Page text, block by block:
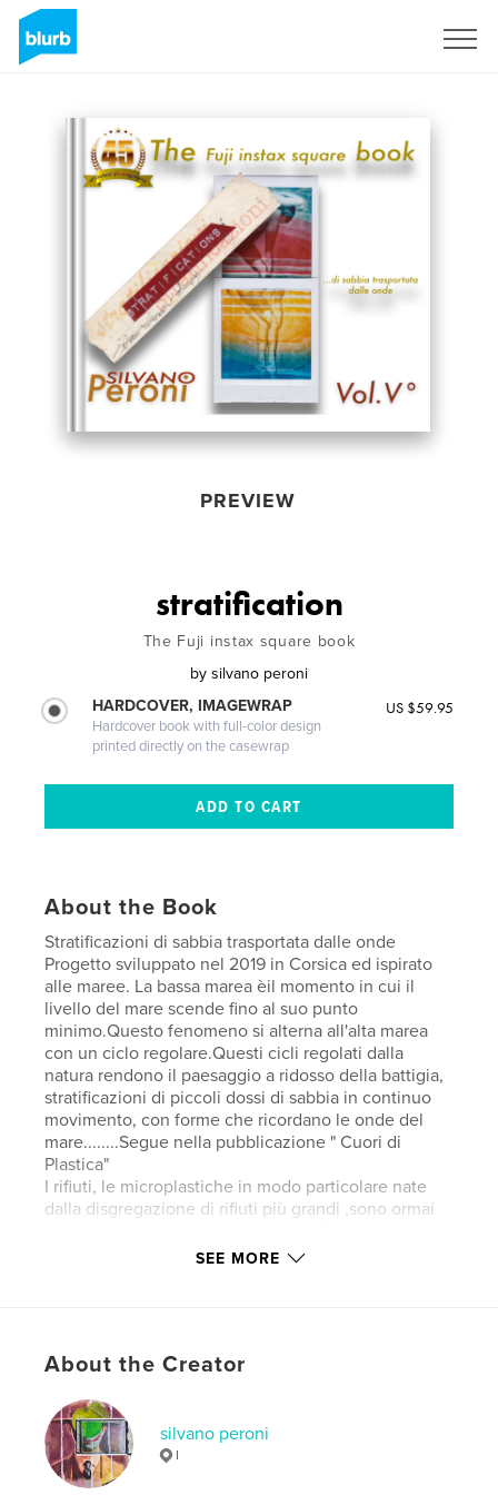
PREVIEW
stratification
The Fuji instax square book
by silvano peroni
HARDCOVER, IMAGEWRAP
Hardcover book with full-color design
printed directly on the casewrap
US $59.95
About the Book
Stratificazioni di sabbia trasportata dalle onde
Progetto sviluppato nel 2019 in Corsica ed ispirato
alle maree. La bassa marea èil momento in cui il
livello del mare scende fino al suo punto
minimo.Questo fenomeno si alterna all'alta marea
con un ciclo regolare.Questi cicli regolati dalla
natura rendono il paesaggio a ridosso della battigia,
stratificazioni di piccoli dossi di sabbia in continuo
movimento, con forme che ricordano le onde del
mare........Segue nella pubblicazione " Cuori di
Plastica"
I rifiuti, le microplastiche in modo particolare nate
dalla disgregazione di rifiuti più grandi ,sono ormai
potabile e perfino nell'aria
Author website
https://www.instagram.com/essepiart/.https://www.f
acebook.com/silvano.peroni.3
SEE MORE
About the Creator
silvano peroni
I